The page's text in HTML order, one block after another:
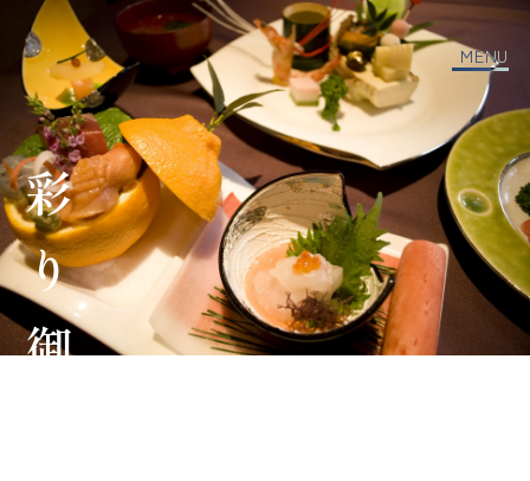
MENU
彩り御膳